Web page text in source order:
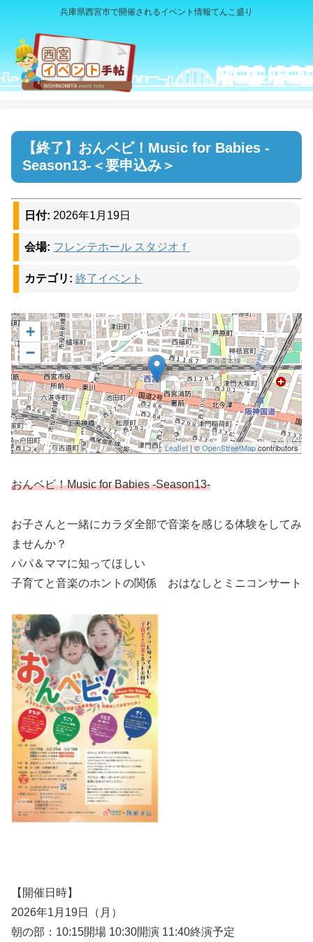
兵庫県西宮市で開催されるイベント情報てんこ盛り
おんベビ！Music for Babies -
Season13-＜要申込み＞
日付: 2026年1月19日
会場: フレンテホール スタジオｆ
カテゴリ: 終了イベント
+
−
Leaflet| ©OpenStreetMapcontributors
おんベビ！Music for Babies -Season13-
お子さんと一緒にカラダ全部で音楽を感じる体験をしてみ
ませんか？
パパ＆ママに知ってほしい
子育てと音楽のホントの関係 おはなしとミニコンサート
【開催日時】
2026年1月19日（月）
朝の部：10:15開場 10:30開演 11:40終演予定